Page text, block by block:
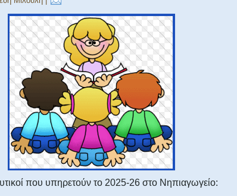
που υπηρετούν το 2025-26 στο Νηπιαγωγείο: